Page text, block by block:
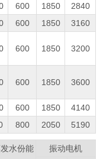
600 1850
2840
600 1850
3160
600 1850 3200
600 1850 3600
600 1850
4140
800 2050 5190
水份能
振动电机